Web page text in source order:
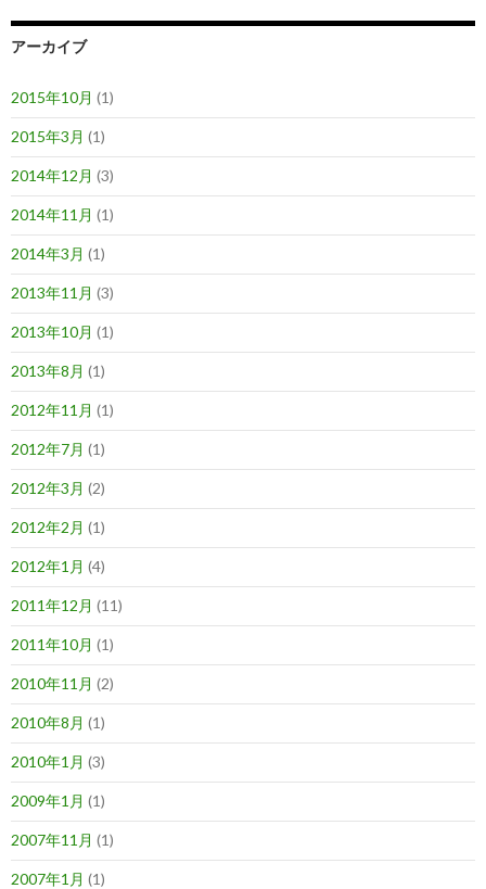
アーカイブ
2015年10月 (1)
2015年3月 (1)
2014年12月 (3)
2014年11月 (1)
2014年3月 (1)
2013年11月 (3)
2013年10月 (1)
2013年8月 (1)
2012年11月 (1)
2012年7月 (1)
2012年3月 (2)
2012年2月 (1)
2012年1月 (4)
2011年12月 (11)
2011年10月 (1)
2010年11月 (2)
2010年8月 (1)
2010年1月 (3)
2009年1月 (1)
2007年11月 (1)
2007年1月 (1)